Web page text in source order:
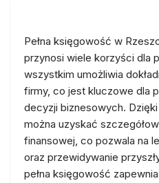
Pełna księgowość w
przynosi wiele korzyści dla
wszystkim umożliwia
firmy, co jest kluczowe dla
decyzji biznesowych.
można uzyskać
finansowej, co pozwala na
oraz przewidywanie
pełna księgowość